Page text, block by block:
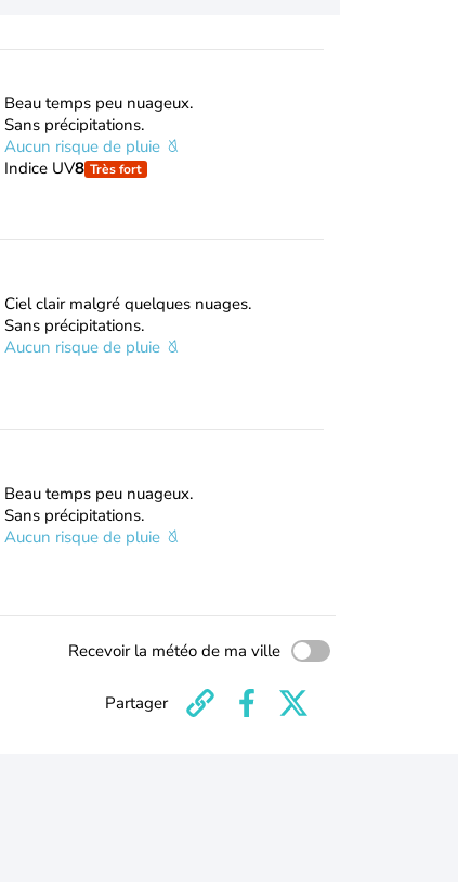
Beau temps peu nuageux.
Sans précipitations.
Aucun risque de pluie
Indice UV8 Très fort
Ciel clair malgré quelques nuages.
Sans précipitations.
Aucun risque de pluie
Beau temps peu nuageux.
Sans précipitations.
Aucun risque de pluie
Recevoir la météo de ma ville
Partager